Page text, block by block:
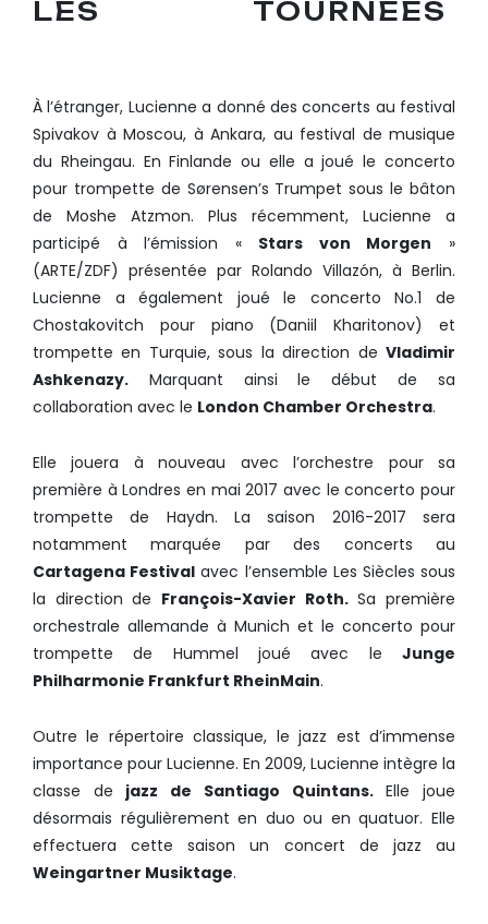
LES TOURNÉES
À l’étranger, Lucienne a donné des concerts au festival
Spivakov à Moscou, à Ankara, au festival de musique
du Rheingau. En Finlande ou elle a joué le concerto
pour trompette de Sørensen’s Trumpet sous le bâton
de Moshe Atzmon. Plus récemment, Lucienne a
participé à l’émission « Stars von Morgen »
(ARTE/ZDF) présentée par Rolando Villazón, à Berlin.
Lucienne a également joué le concerto No.1 de
Chostakovitch pour piano (Daniil Kharitonov) et
trompette en Turquie, sous la direction de Vladimir
Ashkenazy. Marquant ainsi le début de sa
collaboration avec le London Chamber Orchestra.
Elle jouera à nouveau avec l’orchestre pour sa
première à Londres en mai 2017 avec le concerto pour
trompette de Haydn. La saison 2016-2017 sera
notamment marquée par des concerts au
Cartagena Festival avec l’ensemble Les Siècles sous
la direction de François-Xavier Roth.Sa première
orchestrale allemande à Munich et le concerto pour
trompette de Hummel joué avec le Junge
Philharmonie Frankfurt RheinMain.
Outre le répertoire classique, le jazz est d’immense
importance pour Lucienne. En 2009, Lucienne intègre la
classe de jazz de Santiago Quintans.Elle joue
désormais régulièrement en duo ou en quatuor. Elle
effectuera cette saison un concert de jazz au
Weingartner Musiktage.